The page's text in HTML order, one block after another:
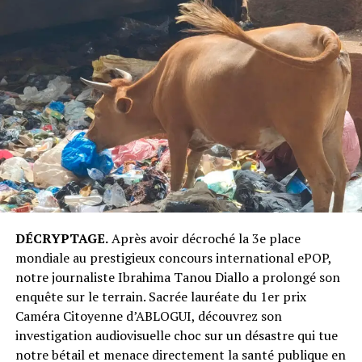
DÉCRYPTAGE.Après avoir décroché la 3e place
mondiale au prestigieux concours international ePOP,
notre journaliste Ibrahima Tanou Diallo a prolongé son
enquête sur le terrain. Sacrée lauréate du 1er prix
Caméra Citoyenne d’ABLOGUI, découvrez son
investigation audiovisuelle choc sur un désastre qui tue
notre bétail et menace directement la santé publique en